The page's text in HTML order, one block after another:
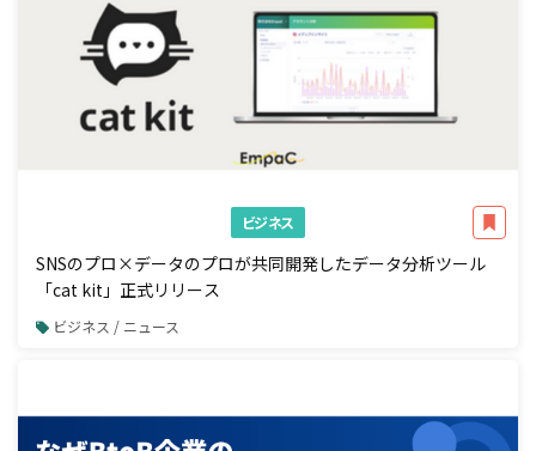
ビジネス
SNSのプロ×データのプロが共同開発したデータ分析ツール
「cat kit」正式リリース
ビジネス / ニュース